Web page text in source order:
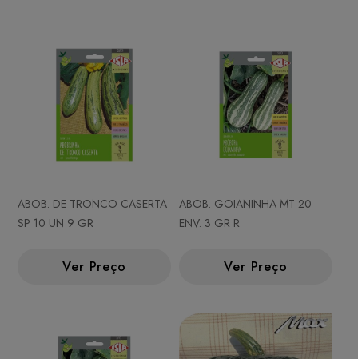
ABOB. DE TRONCO CASERTA
SP 10 UN 9 GR
Ver Preço
ABOB. GOIANINHA MT 20
ENV. 3 GR R
Ver Preço